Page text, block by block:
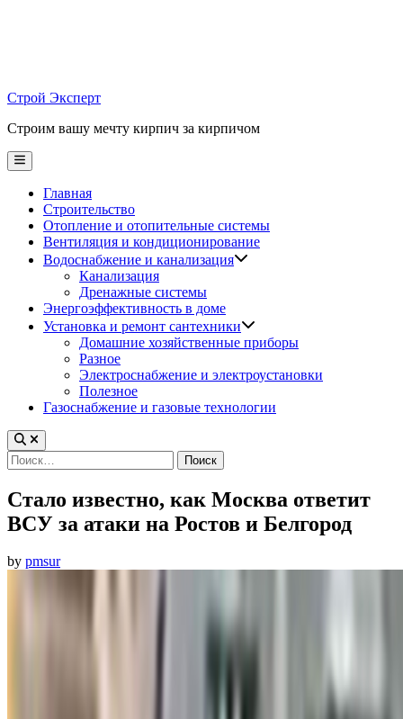
Строй Эксперт
Строим вашу мечту кирпич за кирпичом
Main
Menu
Главная
Строительство
Отопление и отопительные системы
Вентиляция и кондиционирование
Водоснабжение и канализация
Канализация
Дренажные системы
Энергоэффективность в доме
Установка и ремонт сантехники
Домашние хозяйственные приборы
Разное
Электроснабжение и электроустановки
Полезное
Газоснабжение и газовые технологии
Найти:
Стало известно, как Москва ответит
ВСУ за атаки на Ростов и Белгород
by pmsur